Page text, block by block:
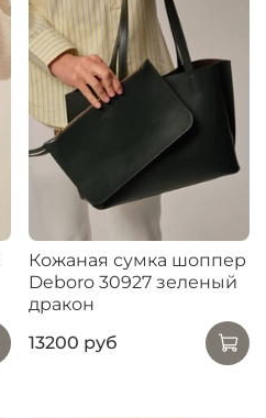
Кожаная сумка шоппер
Deboro 30927 зеленый
дракон
13200 руб